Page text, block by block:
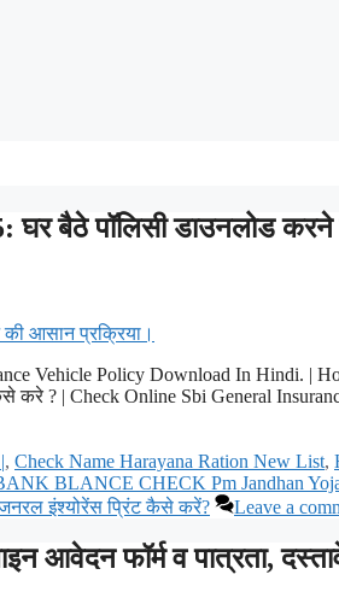
बैठे पॉलिसी डाउनलोड
Vehicle Policy Download In Hindi. |
? | Check Online Sbi General
, Check Name Harayana Ration New List,
BLANCE CHECK Pm Jandhan
इंश्योरेंस प्रिंट कैसे करें? Leave a
आवेदन फॉर्म व पात्रता,